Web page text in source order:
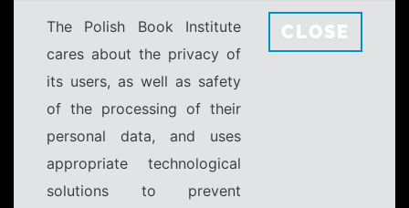
The Polish Book Institute
cares about the privacy of
its users, as well as safety
of the processing of their
personal data, and uses
appropriate technological
solutions to prevent
CLOSE